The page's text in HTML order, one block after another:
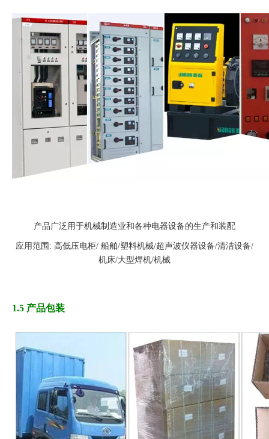
产品广泛用于机械制造业和各种电器设备的生产和装配
应用范围: 高低压电柜/ 船舶/塑料机械/超声波仪器设备/清洁设备/
机床/大型焊机/机械
1.5 产品包装